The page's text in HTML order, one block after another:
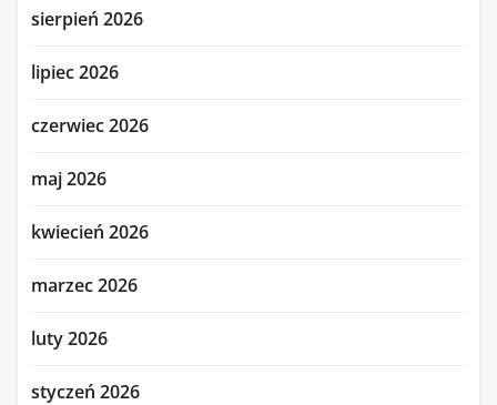
sierpień 2026
lipiec 2026
czerwiec 2026
maj 2026
kwiecień 2026
marzec 2026
luty 2026
styczeń 2026